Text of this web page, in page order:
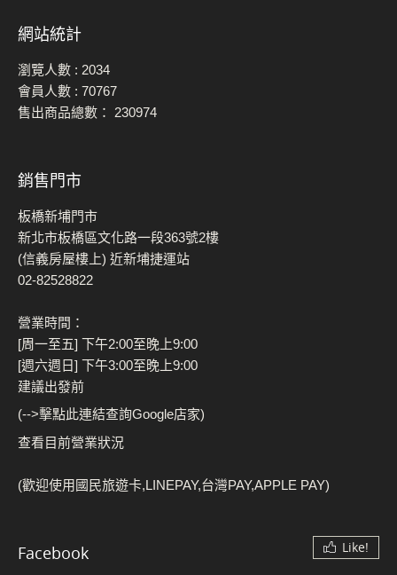
網站統計
瀏覽人數 : 2034
會員人數 : 70767
售出商品總數： 230974
銷售門市
板橋新埔門市
新北市板橋區文化路一段363號2樓
(信義房屋樓上) 近新埔捷運站
02-82528822
營業時間：
[周一至五] 下午2:00至晚上9:00
[週六週日] 下午3:00至晚上9:00
建議出發前
(-->擊點此連結查詢Google店家)
查看目前營業狀況
(歡迎使用國民旅遊卡,LINEPAY,台灣PAY,APPLE PAY)
Facebook Like!